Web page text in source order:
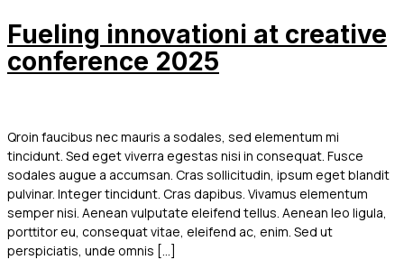
Fueling innovationі at creative
conference 2025
Qroin faucibus nec mauris a sodales, sed elementum mi
tincidunt. Sed eget viverra egestas nisi in consequat. Fusce
sodales augue a accumsan. Cras sollicitudin, ipsum eget blandit
pulvinar. Integer tincidunt. Cras dapibus. Vivamus elementum
semper nisi. Aenean vulputate eleifend tellus. Aenean leo ligula,
porttitor eu, consequat vitae, eleifend ac, enim. Sed ut
perspiciatis, unde omnis […]